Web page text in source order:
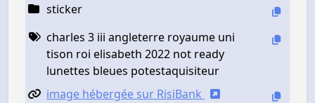
sticker
charles 3 iii angleterre royaume uni
tison roi elisabeth 2022 not ready
lunettes bleues potestaquisiteur
image hébergée sur RisiBank